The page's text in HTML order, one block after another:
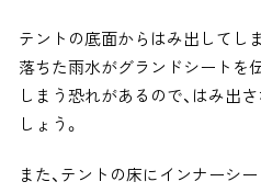
テントの底面からはみ出してし
落ちた雨水がグランドシートを
しまう恐れがあるので、はみ出
しょう。
また、テントの床にインナーシ